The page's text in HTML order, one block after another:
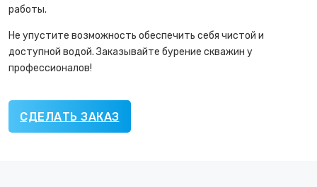
работы.
Не упустите возможность обеспечить себя чистой и
доступной водой. Заказывайте бурение скважин у
профессионалов!
СДЕЛАТЬ ЗАКАЗ